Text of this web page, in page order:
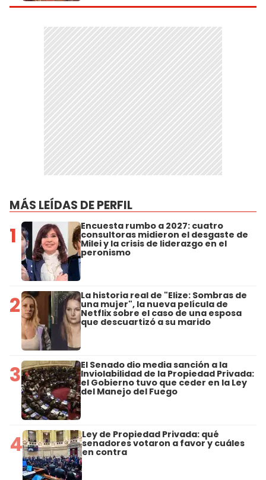
MÁS LEÍDAS DE PERFIL
1 Encuesta rumbo a 2027: cuatro
consultoras midieron el desgaste de
Milei y la crisis de liderazgo en el
peronismo
2 La historia real de "Elize: Sombras de
una mujer", la nueva película de
Netflix sobre el caso de una esposa
que descuartizó a su marido
3 El Senado dio media sanción a la
Inviolabilidad de la Propiedad Privada:
el Gobierno tuvo que ceder en la Ley
del Manejo del Fuego
4 Ley de Propiedad Privada: qué
senadores votaron a favor y cuáles
en contra